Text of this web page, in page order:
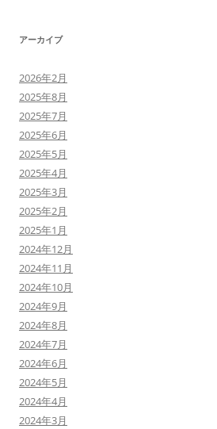
アーカイブ
2026年2月
2025年8月
2025年7月
2025年6月
2025年5月
2025年4月
2025年3月
2025年2月
2025年1月
2024年12月
2024年11月
2024年10月
2024年9月
2024年8月
2024年7月
2024年6月
2024年5月
2024年4月
2024年3月